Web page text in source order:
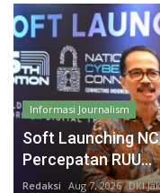
Informasi Journalism
Soft Launching
Percepatan RUU...
Redaksi Aug 7, 2026 DKI